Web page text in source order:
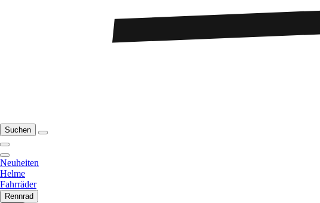
Suchen
Neuheiten
Helme
Fahrräder
Rennrad